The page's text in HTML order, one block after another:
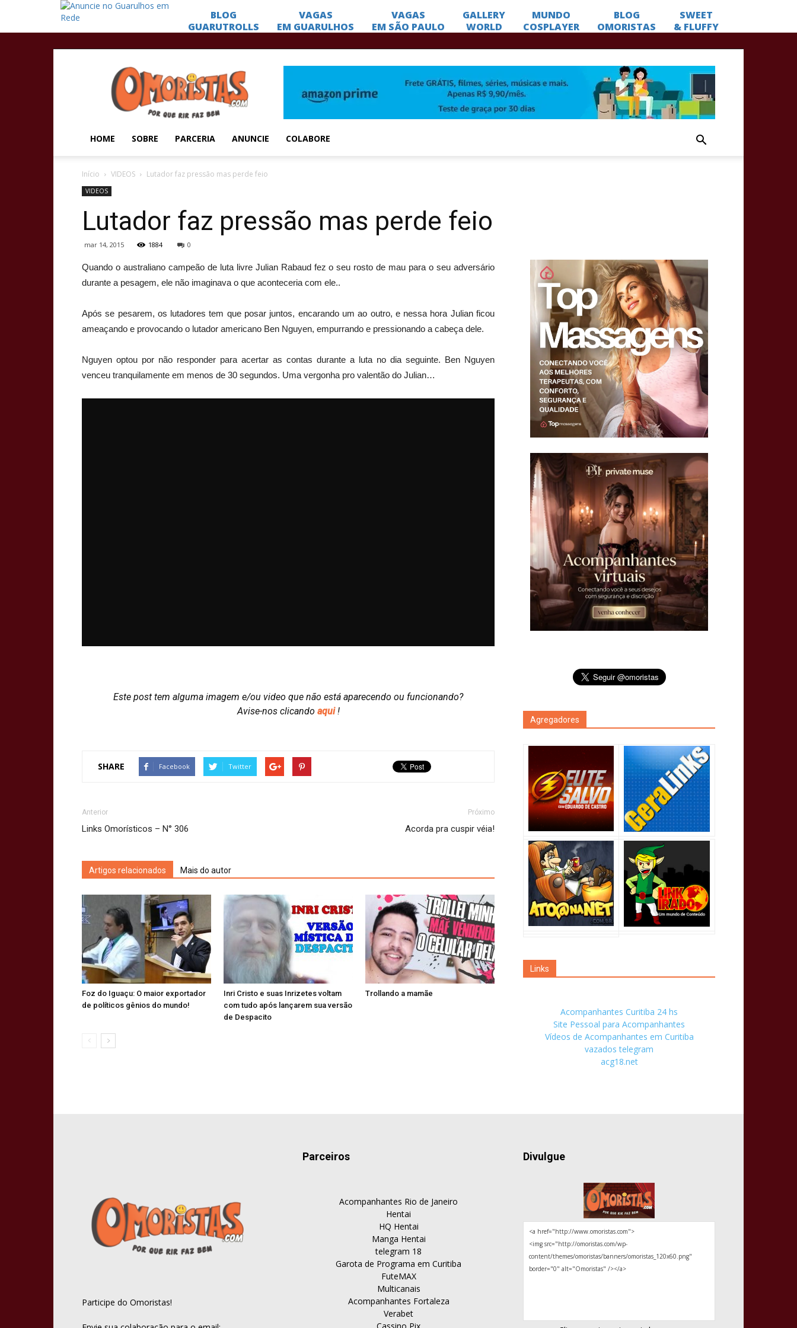
Omoristas
HOME SOBRE PARCERIA ANUNCIE COLABORE
Início VIDEOS Lutador faz pressão mas perde feio
VIDEOS
Lutador faz pressão mas perde feio
mar 14, 2015 1884 0
Quando o australiano campeão de luta livre Julian Rabaud fez o seu rosto de mau para o seu adversário
durante a pesagem, ele não imaginava o que aconteceria com ele..
Após se pesarem, os lutadores tem que posar juntos, encarando um ao outro, e nessa hora Julian ficou
ameaçando e provocando o lutador americano Ben Nguyen, empurrando e pressionando a cabeça dele.
Nguyen optou por não responder para acertar as contas durante a luta no dia seguinte. Ben Nguyen
venceu tranquilamente em menos de 30 segundos. Uma vergonha pro valentão do Julian…
Este post tem alguma imagem e/ou video que não está aparecendo ou funcionando?
Avise-nos clicando aqui !
SHARE Facebook Twitter
Anterior
Links Omorísticos – N° 306
Próximo
Acorda pra cuspir véia!
Artigos relacionados Mais do autor
Foz do Iguaçu: O maior exportador
de políticos gênios do mundo!
Inri Cristo e suas Inrizetes voltam
com tudo após lançarem sua versão
de Despacito
Trollando a mamãe
Agregadores
Links
Acompanhantes Curitiba 24 hs
Site Pessoal para Acompanhantes
Vídeos de Acompanhantes em Curitiba
vazados telegram
acg18.net
Participe do Omoristas!
Parceiros
Acompanhantes Rio de Janeiro
Hentai
HQ Hentai
Manga Hentai
telegram 18
Garota de Programa em Curitiba
FuteMAX
Multicanais
Acompanhantes Fortaleza
Verabet
Divulgue